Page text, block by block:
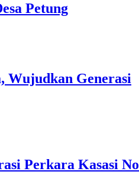
Petung
Wujudkan Generasi
Perkara Kasasi